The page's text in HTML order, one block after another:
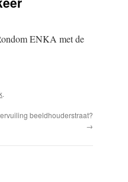
ENKA met de
.
beeldhouderstraat?
→